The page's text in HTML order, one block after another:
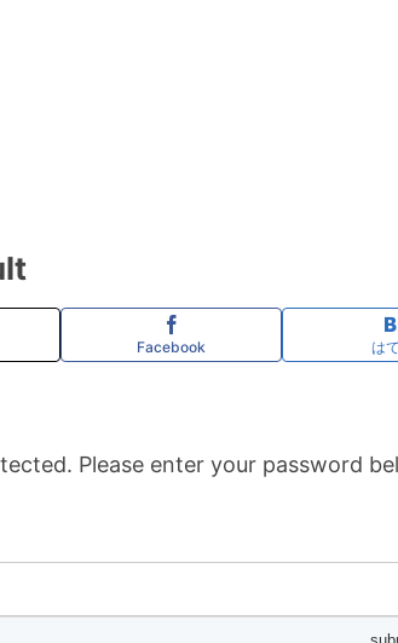
Facebook は
Please enter your password